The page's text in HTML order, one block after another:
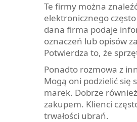
Te firmy można
elektronicznego
dana firma podaje
oznaczeń lub opisów
Potwierdza to, że
Ponadto rozmowa z
Mogą oni podzielić się
marek. Dobrze
zakupem. Klienci
trwałości ubrań.